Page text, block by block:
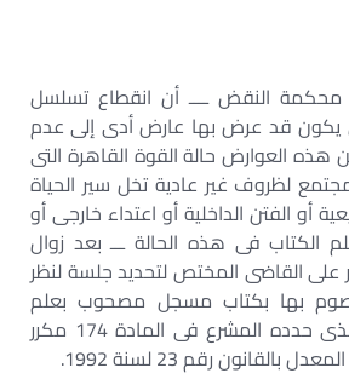
محكمة النقض ــــ أن انقطاع تسلسل
يكون قد عرض بها عارض أدى إلى عدم
العوارض حالة القوة القاهرة التى
لظروف غير عادية تخل سير الحياة
أو الفتن الداخلية أو اعتداء خارجى أو
الكتاب فى هذه الحالة ـــ بعد زوال
على القاضى المختص لتحديد جلسة لنظر
بها بكتاب مسجل مصحوب بعلم
الوصول على النحو الذى حدده المشرع فى المادة 174 مكرر
رقم 23 لسنة 1992.